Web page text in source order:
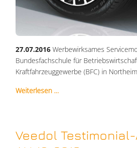
27.07.2016 Werbewirksames
Bundesfachschule für
Kraftfahrzeuggewerbe (BFC) in Northeim
Weiterlesen …
Veedol